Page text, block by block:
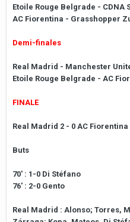
Etoile Rouge Belgrade - CDNA
AC Fiorentina - Grasshopper
Demi-finales
Real Madrid - Manchester
Etoile Rouge Belgrade - AC
FINALE
Real Madrid 2 - 0 AC Fiorentina
Buts
70' : 1-0 Di Stéfano
76' : 2-0 Gento
Real Madrid : Alonso; Torres,